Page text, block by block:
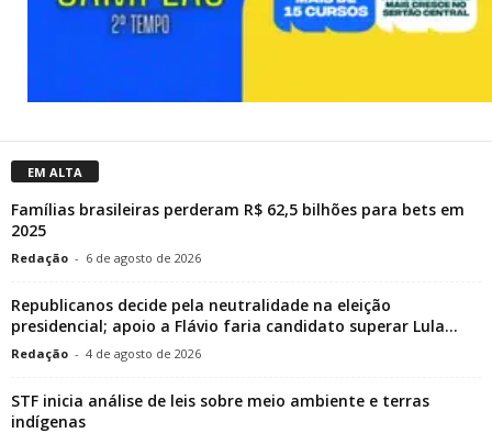
EM ALTA
Famílias brasileiras perderam R$ 62,5 bilhões para bets em
2025
Redação - 6 de agosto de 2026
Republicanos decide pela neutralidade na eleição
presidencial; apoio a Flávio faria candidato superar Lula...
Redação - 4 de agosto de 2026
STF inicia análise de leis sobre meio ambiente e terras
indígenas